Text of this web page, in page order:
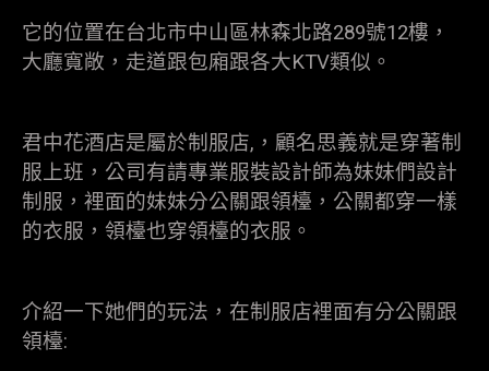
它的位置在台北市中山區林森北路289號12樓，
大廳寬敞，走道跟包廂跟各大KTV類似。
君中花酒店是屬於制服店,，顧名思義就是穿著制
服上班，公司有請專業服裝設計師為妹妹們設計
制服，裡面的妹妹分公關跟領檯，公關都穿一樣
的衣服，領檯也穿領檯的衣服。
介紹一下她們的玩法，在制服店裡面有分公關跟
領檯: